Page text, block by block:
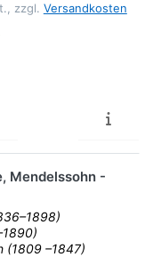
zzgl. Versandkosten
Mendelssohn -
(1809 –1847)